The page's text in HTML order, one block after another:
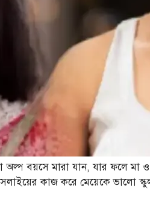
অল্প বয়সে মারা যান, যার ফলে মা
কাজ করে মেয়েকে ভালো